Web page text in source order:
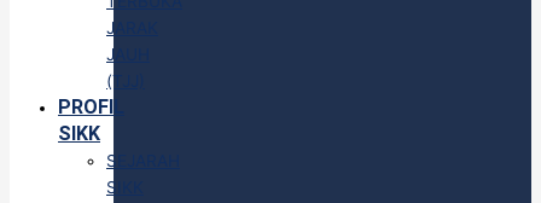
JARAK
JAUH
(TJJ)
PROFIL
SIKK
SEJARAH
SIKK